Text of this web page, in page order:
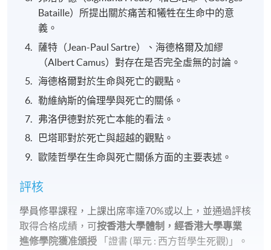
Bataille）所提出關於痛苦和犧牲在生命中的意
義。
薩特（Jean-Paul Sartre）、海德格爾及加繆
（Albert Camus）對存在是否完全虛無的討論。
海德格爾對於生命與死亡的觀點。
勒維納斯的倫理學與死亡的關係。
弗洛伊德對於死亡本能的看法。
巴塔耶對於死亡與超越的觀點。
歐陸哲學在生命與死亡關係方面的主要表述。
評核
學員修畢課程，上課出席率達70%或以上，並通過評核
取得合格成績，可按香港大學體制，經香港大學專業
進修學院獲准頒授
「證書 (單元 : 西方哲學生死觀)」。